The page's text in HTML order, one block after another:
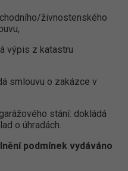
živnostenského
výpis z katastru
smlouvu o zakázce v
stání: dokládá
o úhradách.
podmínek vydáváno